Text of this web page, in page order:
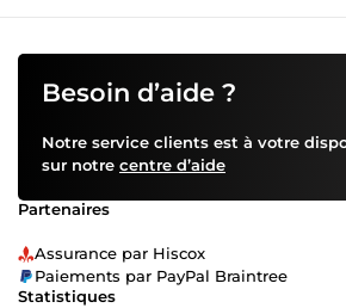
Besoin d’aide ?
Notre service clients est à votre
sur notre centre d’aide
Partenaires
Assurance par Hiscox
Paiements par PayPal Braintree
Statistiques